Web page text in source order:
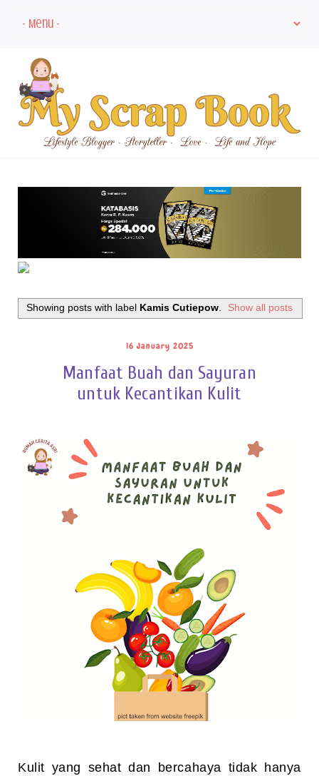
Showing posts with label Kamis Cutiepow. Show all posts
16 January 2025
Manfaat Buah dan Sayuran
untuk Kecantikan Kulit
Kulit yang sehat dan bercahaya tidak hanya